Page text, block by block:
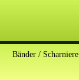
Bänder / Scharniere